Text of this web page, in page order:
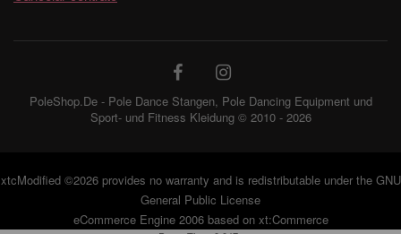
PoleShop.De - Pole Dance Stangen, Pole Dancing Equipment und
Sport- und Fitness Kleidung © 2010 - 2026
xtcModified©2026 provides no warranty and is redistributable under the GNU
General Public License
eCommerce Engine 2006 based on xt:Commerce